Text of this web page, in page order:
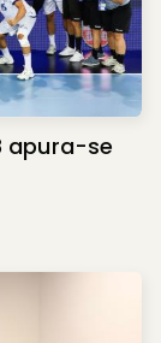
apura-se